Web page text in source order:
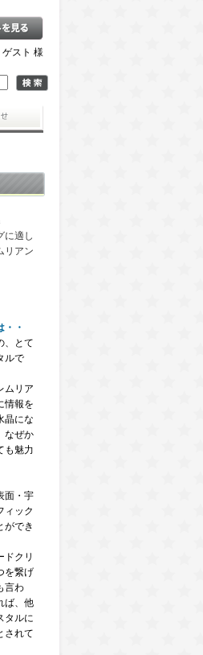
ゲスト 様
に適し
リアン
・・
、とて
ルで
ムリア
情報を
晶にな
なぜか
も魅力
面・宇
ィック
ができ
ドクリ
を繋げ
言わ
ば、他
タルに
されて